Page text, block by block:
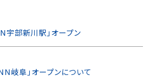
宇部新川駅」オープン
岐阜」オープンについて